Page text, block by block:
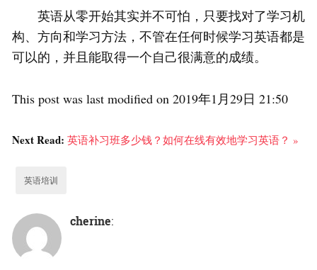
英语从零开始其实并不可怕，只要找对了学习机
构、方向和学习方法，不管在任何时候学习英语都是
可以的，并且能取得一个自己很满意的成绩。
This post was last modified on 2019年1月29日 21:50
Next Read: 英语补习班多少钱？如何在线有效地学习英语？ »
英语培训
cherine: